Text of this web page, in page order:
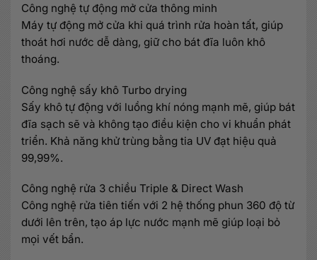
Công nghệ tự động mở cửa thông minh
Máy tự động mở cửa khi quá trình rửa hoàn tất, giúp
thoát hơi nước dễ dàng, giữ cho bát đĩa luôn khô
thoáng.
Công nghệ sấy khô Turbo drying
Sấy khô tự động với luồng khí nóng mạnh mẽ, giúp bát
đĩa sạch sẽ và không tạo điều kiện cho vi khuẩn phát
triển. Khả năng khử trùng bằng tia UV đạt hiệu quả
99,99%.
Công nghệ rửa 3 chiều Triple & Direct Wash
Công nghệ rửa tiên tiến với 2 hệ thống phun 360 độ từ
dưới lên trên, tạo áp lực nước mạnh mẽ giúp loại bỏ
mọi vết bẩn.